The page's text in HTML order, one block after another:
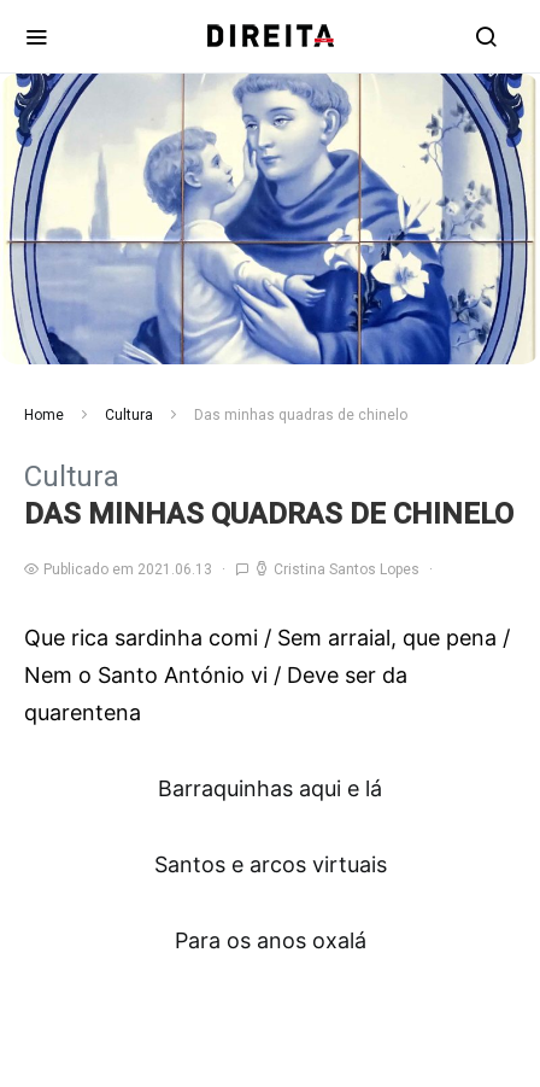
Home Cultura Das minhas quadras de chinelo
Cultura
DAS MINHAS QUADRAS DE CHINELO
Publicado em 2021.06.13 Cristina Santos Lopes
Que rica sardinha comi / Sem arraial, que pena /
Nem o Santo António vi / Deve ser da
quarentena
Barraquinhas aqui e lá
Santos e arcos virtuais
Para os anos oxalá